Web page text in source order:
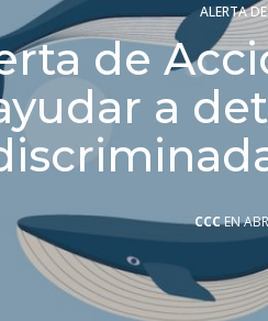
ALERTA
de
a
CCCEN